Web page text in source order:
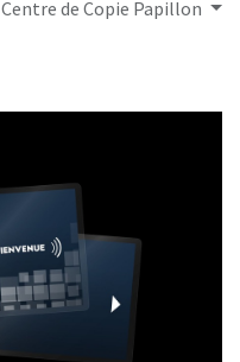
Centre de Copie Papillon